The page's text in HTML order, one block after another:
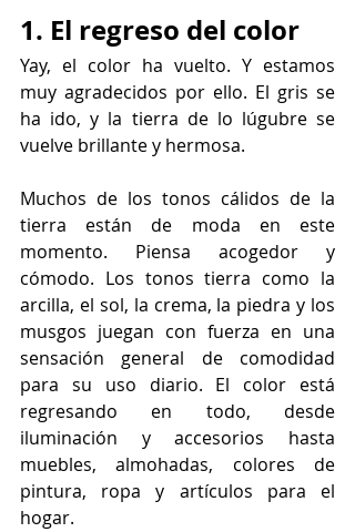
1. El regreso del color
Yay, el color ha vuelto. Y estamos
muy agradecidos por ello. El gris se
ha ido, y la tierra de lo lúgubre se
vuelve brillante y hermosa.
Muchos de los tonos cálidos de la
tierra están de moda en este
momento. Piensa acogedor y
cómodo. Los tonos tierra como la
arcilla, el sol, la crema, la piedra y los
musgos juegan con fuerza en una
sensación general de comodidad
para su uso diario. El color está
regresando en todo, desde
iluminación y accesorios hasta
muebles, almohadas, colores de
pintura, ropa y artículos para el
hogar.